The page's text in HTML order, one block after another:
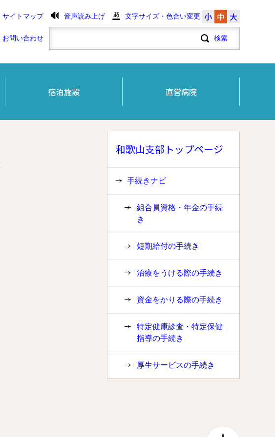
サイトマップ 音声読み上げ 文字サイズ・色合い変更 小 中 大
お問い合わせ
宿泊施設 直営病院
和歌山支部トップページ
手続きナビ
組合員資格・年金の手続
き
短期給付の手続き
治療をうける際の手続き
資金をかりる際の手続き
特定健康診査・特定保健
指導の手続き
厚生サービスの手続き